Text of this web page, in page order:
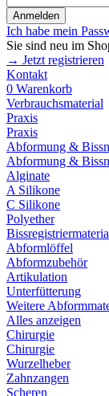
Anmelden
Ich habe mein
Sie sind neu im
→ Jetzt registrieren
Kontakt
0 Warenkorb
Verbrauchsmaterial
Praxis
Praxis
Abformung &
Abformung &
Alginate
A Silikone
C Silikone
Polyether
Abformlöffel
Abformzubehör
Artikulation
Unterfütterung
Weitere
Alles anzeigen
Chirurgie
Chirurgie
Wurzelheber
Zahnzangen
Scheren